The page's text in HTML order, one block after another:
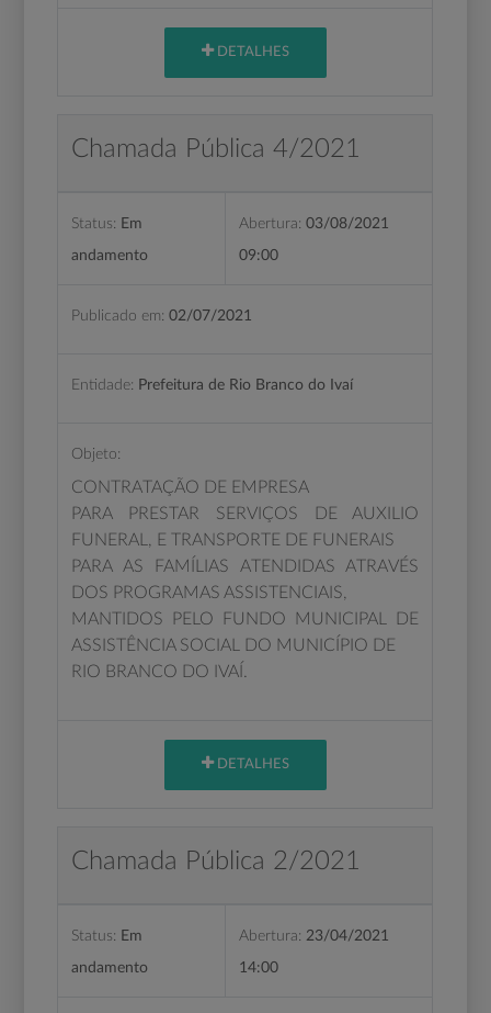
DETALHES
Chamada Pública 4/2021
Status: Em
andamento
Abertura: 03/08/2021
09:00
Publicado em: 02/07/2021
Entidade: Prefeitura de Rio Branco do Ivaí
Objeto:
CONTRATAÇÃO DE EMPRESA
PARA PRESTAR SERVIÇOS DE AUXILIO
FUNERAL, E TRANSPORTE DE FUNERAIS
PARA AS FAMÍLIAS ATENDIDAS ATRAVÉS
DOS PROGRAMAS ASSISTENCIAIS,
MANTIDOS PELO FUNDO MUNICIPAL DE
ASSISTÊNCIA SOCIAL DO MUNICÍPIO DE
RIO BRANCO DO IVAÍ.
DETALHES
Chamada Pública 2/2021
Status: Em
andamento
Abertura: 23/04/2021
14:00